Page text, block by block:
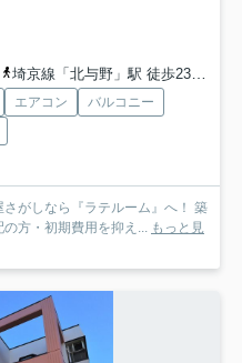
埼京線「北与野」駅 徒歩23分
エアコン
バルコニー
さがしなら『ラテルーム』へ！ 築
方・初期費用を抑え... もっと見